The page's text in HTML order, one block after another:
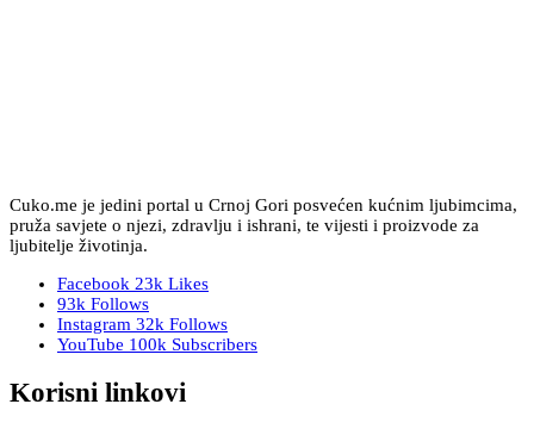
Cuko.me je jedini portal u Crnoj Gori posvećen kućnim ljubimcima,
pruža savjete o njezi, zdravlju i ishrani, te vijesti i proizvode za
ljubitelje životinja.
Facebook 23k Likes
93k Follows
Instagram 32k Follows
YouTube 100k Subscribers
Korisni linkovi